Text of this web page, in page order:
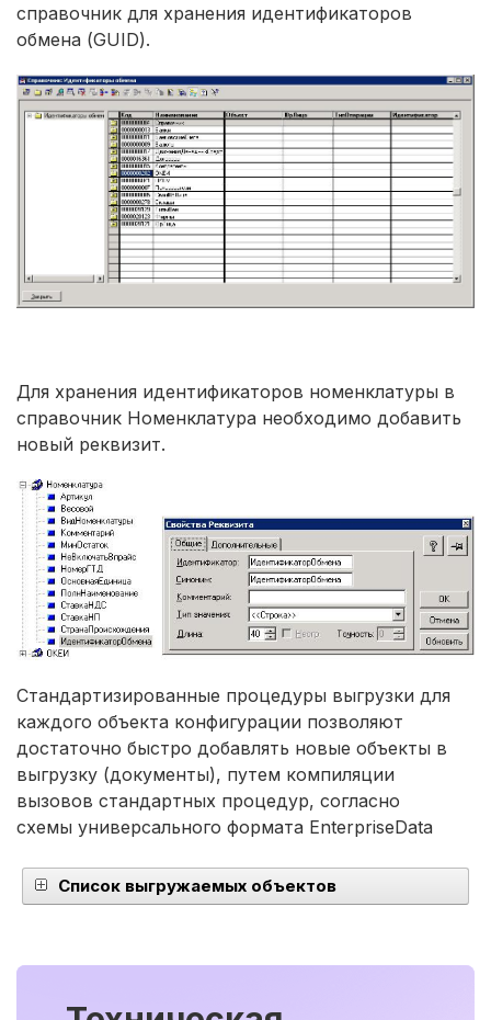
справочник для хранения идентификаторов
обмена (GUID).
Для хранения идентификаторов номенклатуры в
справочник Номенклатура необходимо добавить
новый реквизит.
Стандартизированные процедуры выгрузки для
каждого объекта конфигурации позволяют
достаточно быстро добавлять новые объекты в
выгрузку (документы), путем компиляции
вызовов стандартных процедур, согласно
схемы универсального формата EnterpriseData
Список выгружаемых объектов